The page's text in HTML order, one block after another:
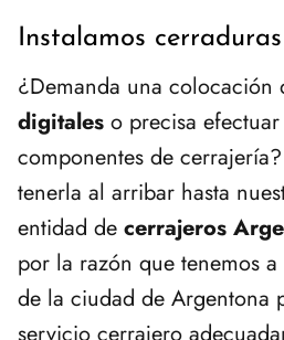
Instalamos
¿Demanda una colocación
digitales o precisa
componentes de
tenerla al arribar hasta
entidad de cerrajeros
por la razón que tenemos
de la ciudad de Argentona